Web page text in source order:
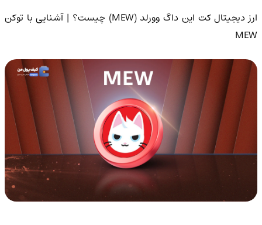
ارز دیجیتال کت این داگ وورلد (MEW) چیست؟ | آشنایی با توکن
MEW